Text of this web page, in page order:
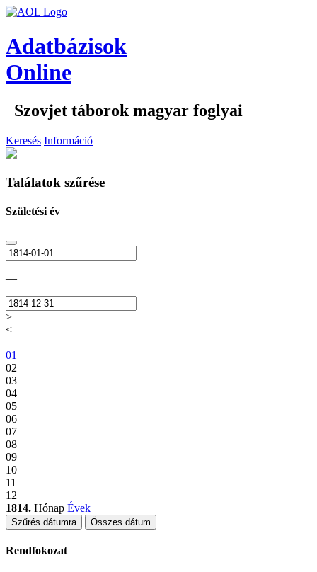
Adatbázisok
Online
Szovjet táborok magyar foglyai
Keresés Információ
Találatok szűrése
Születési év
—
>
<
01
02
03
04
05
06
07
08
09
10
11
12
1814. Hónap Évek
Szűrés dátumra Összes dátum
Rendfokozat